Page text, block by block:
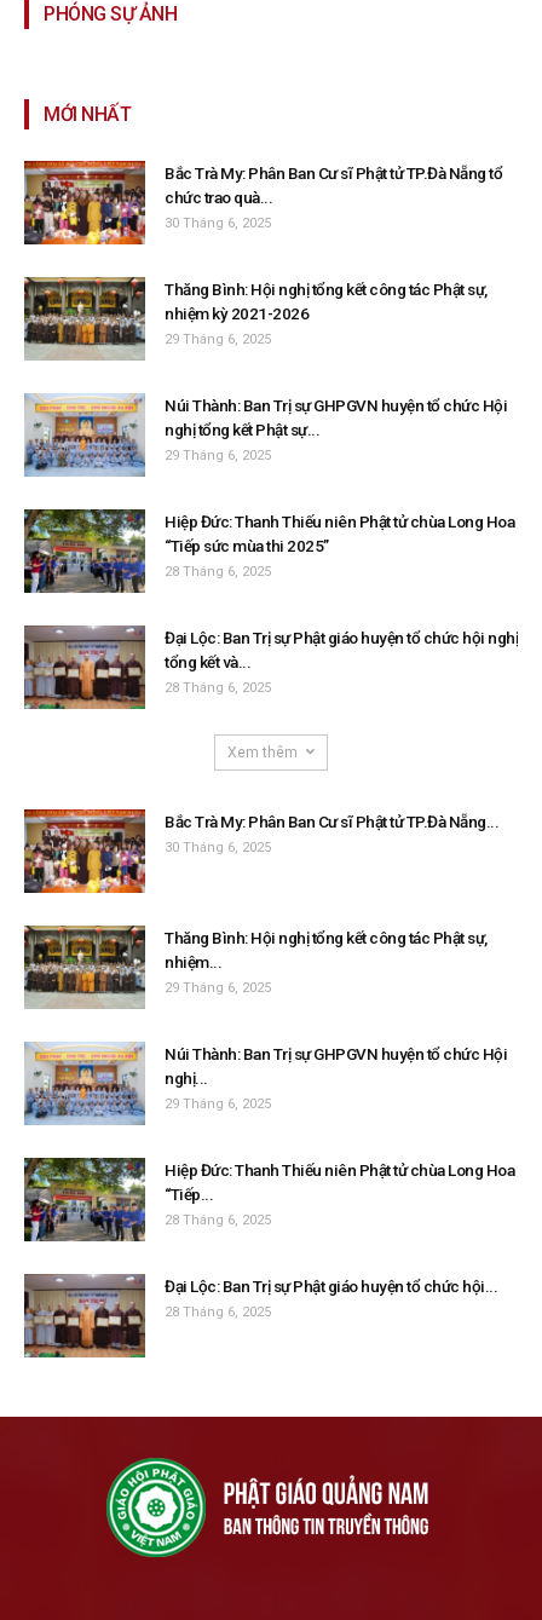
PHÓNG SỰ ẢNH
MỚI NHẤT
Bắc Trà My: Phân Ban Cư sĩ Phật tử TP.Đà Nẵng tổ
chức trao quà...
30 Tháng 6, 2025
Thăng Bình: Hội nghị tổng kết công tác Phật sự,
nhiệm kỳ 2021-2026
29 Tháng 6, 2025
Núi Thành: Ban Trị sự GHPGVN huyện tổ chức Hội
nghị tổng kết Phật sự...
29 Tháng 6, 2025
Hiệp Đức: Thanh Thiếu niên Phật tử chùa Long Hoa
“Tiếp sức mùa thi 2025”
28 Tháng 6, 2025
Đại Lộc: Ban Trị sự Phật giáo huyện tổ chức hội nghị
tổng kết và...
28 Tháng 6, 2025
Xem thêm
Bắc Trà My: Phân Ban Cư sĩ Phật tử TP.Đà Nẵng...
30 Tháng 6, 2025
Thăng Bình: Hội nghị tổng kết công tác Phật sự,
nhiệm...
29 Tháng 6, 2025
Núi Thành: Ban Trị sự GHPGVN huyện tổ chức Hội
nghị...
29 Tháng 6, 2025
Hiệp Đức: Thanh Thiếu niên Phật tử chùa Long Hoa
“Tiếp...
28 Tháng 6, 2025
Đại Lộc: Ban Trị sự Phật giáo huyện tổ chức hội...
28 Tháng 6, 2025